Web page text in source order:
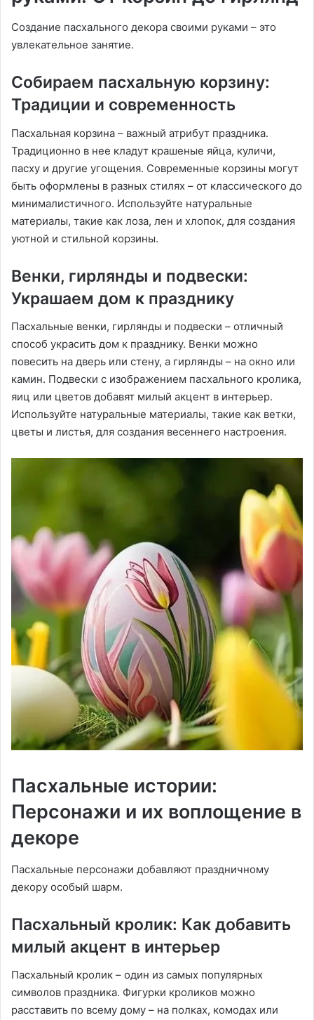
Создание пасхального декора своими руками – это
увлекательное занятие.
Собираем пасхальную корзину:
Традиции и современность
Пасхальная корзина – важный атрибут праздника.
Традиционно в нее кладут крашеные яйца, куличи,
пасху и другие угощения. Современные корзины могут
быть оформлены в разных стилях – от классического до
минималистичного. Используйте натуральные
материалы, такие как лоза, лен и хлопок, для создания
уютной и стильной корзины.
Венки, гирлянды и подвески:
Украшаем дом к празднику
Пасхальные венки, гирлянды и подвески – отличный
способ украсить дом к празднику. Венки можно
повесить на дверь или стену, а гирлянды – на окно или
камин. Подвески с изображением пасхального кролика,
яиц или цветов добавят милый акцент в интерьер.
Используйте натуральные материалы, такие как ветки,
цветы и листья, для создания весеннего настроения.
Пасхальные истории:
Персонажи и их воплощение в
декоре
Пасхальные персонажи добавляют праздничному
декору особый шарм.
Пасхальный кролик: Как добавить
милый акцент в интерьер
Пасхальный кролик – один из самых популярных
символов праздника. Фигурки кроликов можно
расставить по всему дому – на полках, комодах или